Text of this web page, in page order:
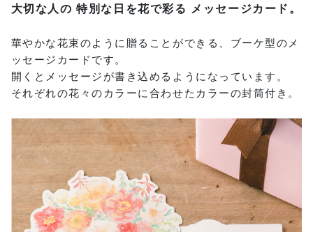
大切な人の 特別な日を花で彩る メッセージカード。
華やかな花束のように贈ることができる、ブーケ型のメ
ッセージカードです。
開くとメッセージが書き込めるようになっています。
それぞれの花々のカラーに合わせたカラーの封筒付き。